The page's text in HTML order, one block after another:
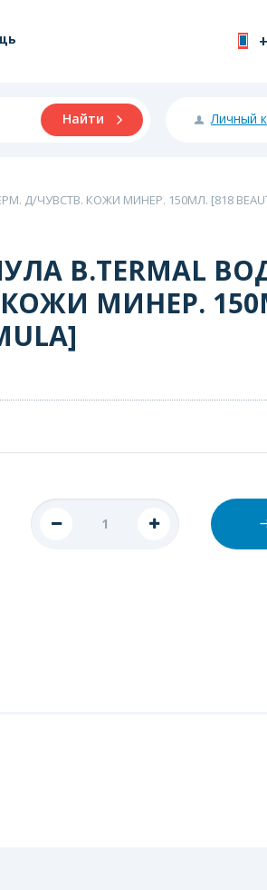
Найти Личный
Д/ЧУВСТВ. КОЖИ МИНЕР. 150МЛ. [818
B.TERMAL
МИНЕР.